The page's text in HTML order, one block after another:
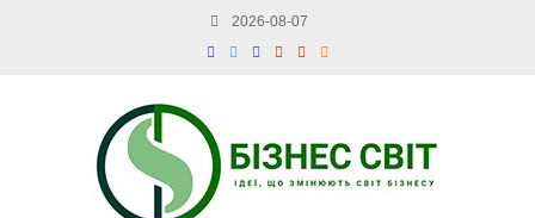
2026-08-07